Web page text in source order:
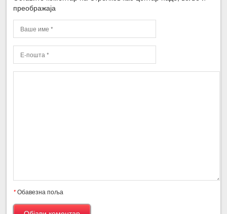
преображаја
*Обавезна поља